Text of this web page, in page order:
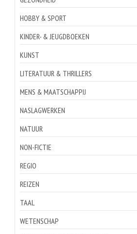
HOBBY & SPORT
KINDER- & JEUGDBOEKEN
KUNST
LITERATUUR & THRILLERS
MENS & MAATSCHAPPIJ
NASLAGWERKEN
NATUUR
NON-FICTIE
REGIO
REIZEN
TAAL
WETENSCHAP